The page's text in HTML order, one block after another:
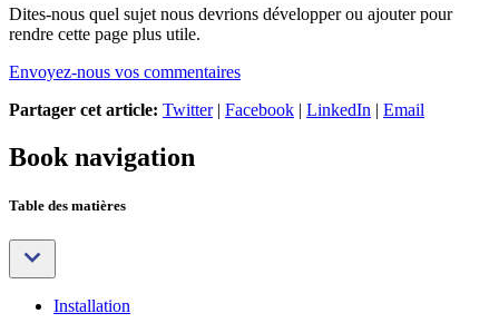
Dites-nous quel sujet nous devrions développer ou ajouter pour
rendre cette page plus utile.
Envoyez-nous vos commentaires
Partager cet article: Twitter| Facebook | LinkedIn | Email
Book navigation
Table des matières
Installation